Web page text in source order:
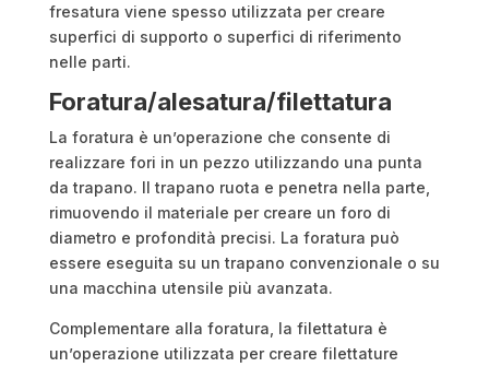
fresatura viene spesso utilizzata per creare
superfici di supporto o superfici di riferimento
nelle parti.
Foratura/alesatura/filettatura
La foratura è un’operazione che consente di
realizzare fori in un pezzo utilizzando una punta
da trapano. Il trapano ruota e penetra nella parte,
rimuovendo il materiale per creare un foro di
diametro e profondità precisi. La foratura può
essere eseguita su un trapano convenzionale o su
una macchina utensile più avanzata.
Complementare alla foratura, la filettatura è
un’operazione utilizzata per creare filettature